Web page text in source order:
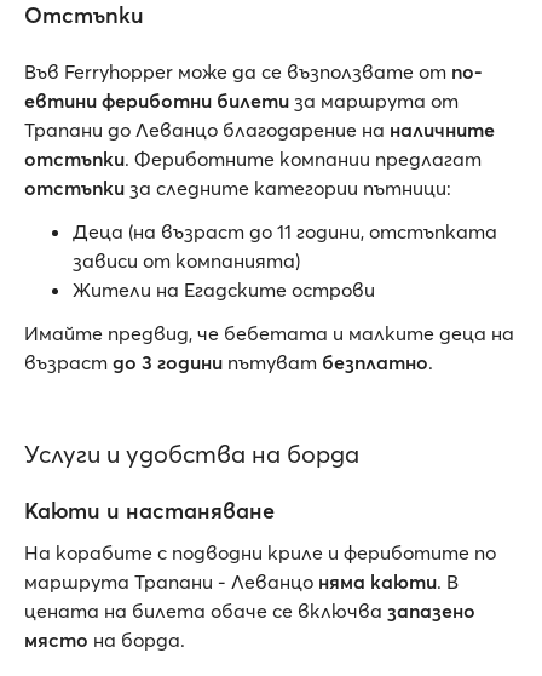
Отстъпки
Във Ferryhopper може да се възползвате от по-
евтини фериботни билети за маршрута от
Трапани до Леванцо благодарение на наличните
отстъпки. Фериботните компании предлагат
отстъпки за следните категории пътници:
Деца (на възраст до 11 години, отстъпката
зависи от компанията)
Жители на Егадските острови
Имайте предвид, че бебетата и малките деца на
възраст до 3 години пътуват безплатно.
Услуги и удобства на борда
Каюти и настаняване
На корабите с подводни криле и фериботите по
маршрута Трапани - Леванцо няма каюти. В
цената на билета обаче се включва запазено
място на борда.